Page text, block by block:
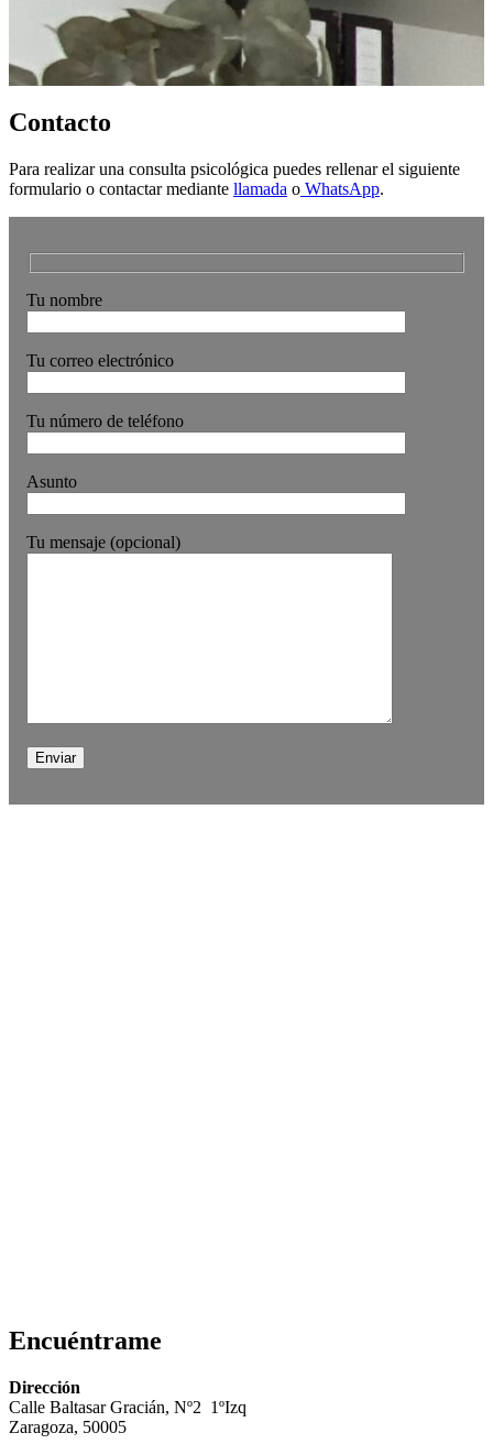
Contacto
Para realizar una consulta psicológica puedes rellenar el siguiente
formulario o contactar mediante llamada o WhatsApp.
Tu nombre
Tu correo electrónico
Tu número de teléfono
Asunto
Tu mensaje (opcional)
Encuéntrame
Dirección
Calle Baltasar Gracián, Nº2 1ºIzq
Zaragoza, 50005